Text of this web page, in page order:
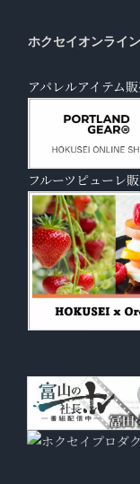
ホクセイオンライ
アパレルアイテム
フルーツピューレ